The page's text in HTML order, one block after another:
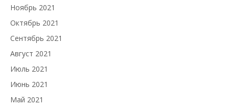
Ноябрь 2021
Октябрь 2021
Сентябрь 2021
Август 2021
Июль 2021
Июнь 2021
Май 2021